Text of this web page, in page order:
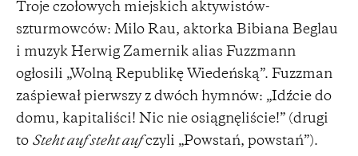
Troje czołowych miejskich aktywistów-
szturmowców: Milo Rau, aktorka Bibiana Beglau
i muzyk Herwig Zamernik alias Fuzzmann
ogłosili „Wolną Republikę Wiedeńską”. Fuzzman
zaśpiewał pierwszy z dwóch hymnów: „Idźcie do
domu, kapitaliści! Nic nie osiągnęliście!” (drugi
to Steht auf steht aufczyli „Powstań, powstań”).